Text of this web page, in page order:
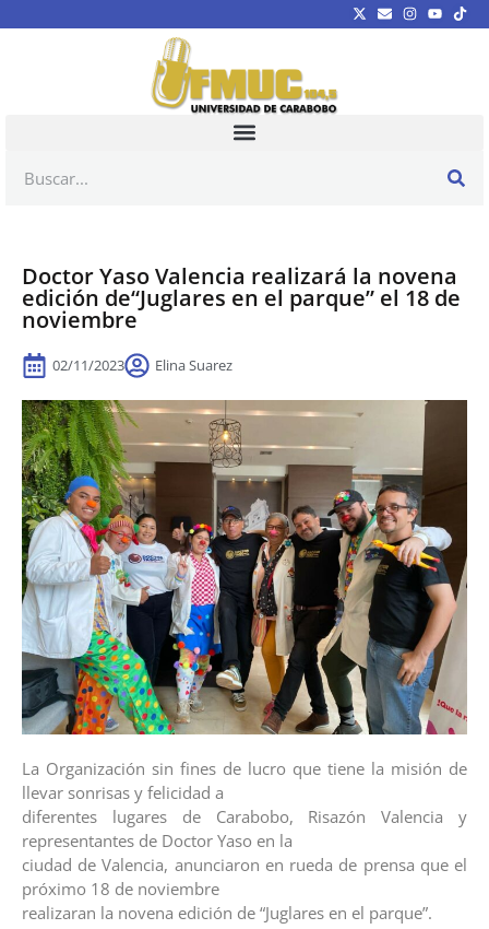
Doctor Yaso Valencia realizará la novena
edición de“Juglares en el parque” el 18 de
noviembre
02/11/2023 Elina Suarez
La Organización sin fines de lucro que tiene la misión de
llevar sonrisas y felicidad a
diferentes lugares de Carabobo, Risazón Valencia y
representantes de Doctor Yaso en la
ciudad de Valencia, anunciaron en rueda de prensa que el
próximo 18 de noviembre
realizaran la novena edición de “Juglares en el parque”.